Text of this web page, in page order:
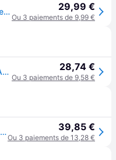
Scie égoïne pour béton/pierre 1,4dent/pouce Stanley FatMax 660 mm 29,99 €
Ou 3 paiements de 9,99 €
Scie à béton cellulaire 650 mm STANLEY 1-15-441 28,74 €
Ou 3 paiements de 9,58 €
Scie à béton cellulaire 650mm - - 1-15-441 39,85 €
Ou 3 paiements de 13,28 €